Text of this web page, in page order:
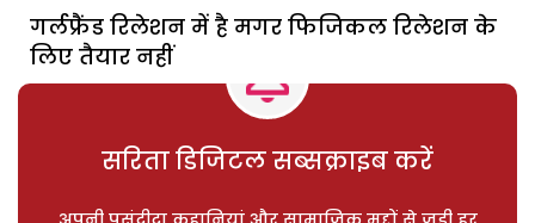
गर्लफ्रैंड रिलेशन में है मगर फिजिकल रिलेशन के
लिए तैयार नहीं
सरिता डिजिटल सब्सक्राइब करें